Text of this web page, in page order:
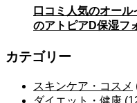
口コミ人気のオー
のアトピアD保湿フ
カテゴリー
スキンケア・コスメ
ダイエット・健康